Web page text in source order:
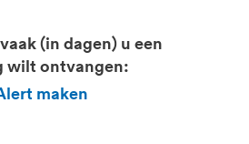
(in dagen) u een
wilt ontvangen:
maken